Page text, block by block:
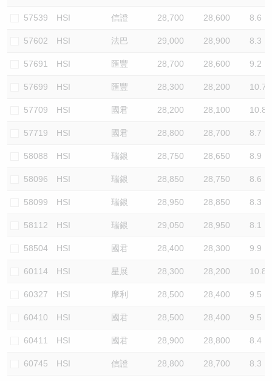
57539 HSI 信證 28,700 28,600 8.6
57602 HSI 法巴 29,000 28,900 8.3
57691 HSI 匯豐 28,700 28,600 9.2
57699 HSI 匯豐 28,300 28,200 10.7
57709 HSI 國君 28,200 28,100 10.8
57719 HSI 國君 28,800 28,700 8.7
58088 HSI 瑞銀 28,750 28,650 8.9
58096 HSI 瑞銀 28,850 28,750 8.6
58099 HSI 瑞銀 28,950 28,850 8.3
58112 HSI 瑞銀 29,050 28,950 8.1
58504 HSI 國君 28,400 28,300 9.9
60114 HSI 星展 28,300 28,200 10.8
60327 HSI 摩利 28,500 28,400 9.5
60410 HSI 國君 28,500 28,400 9.5
60411 HSI 國君 28,900 28,800 8.4
60745 HSI 信證 28,800 28,700 8.3